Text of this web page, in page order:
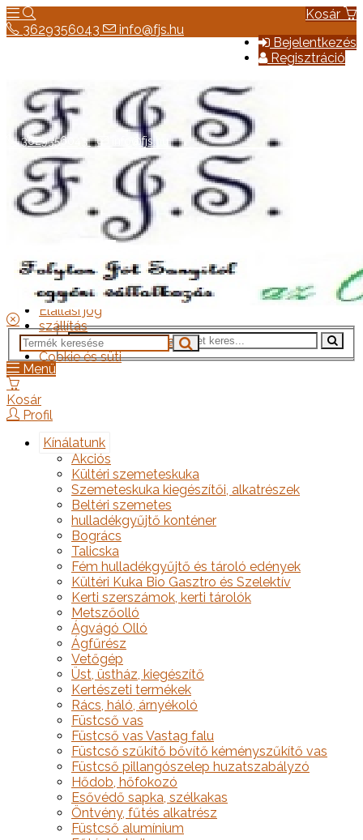
Kosár
Bejelentkezés
Regisztráció
3629356043 info@fjs.hu
Hírek
Elérhetőség
Általános szerződési feltételek
Elállási jog
szállítás
Adatkezelési tájékoztató
Cookie és süti
3629356043 info@fjs.hu
Menü
Kosár
Profil
Kínálatunk
Akciós
Kültéri szemeteskuka
Szemeteskuka kiegészítői, alkatrészek
Beltéri szemetes
hulladékgyűjtő konténer
Bogrács
Talicska
Fém hulladékgyűjtő és tároló edények
Kültéri Kuka Bio Gasztro és Szelektív
Kerti szerszámok, kerti tárolók
Metszőolló
Ágvágó Olló
Ágfűrész
Vetőgép
Üst, üstház, kiegészítő
Kertészeti termékek
Rács, háló, árnyékoló
Füstcső vas
Füstcső vas Vastag falu
Füstcső szűkítő bővítő kéményszűkítő vas
Füstcső pillangószelep huzatszabályzó
Hődob, hőfokozó
Esővédő sapka, szélkakas
Öntvény, fűtés alkatrész
Füstcső alumínium